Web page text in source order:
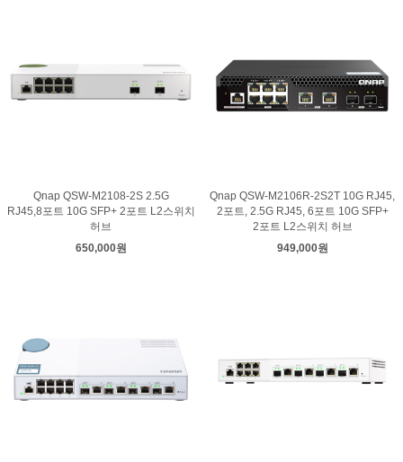
Qnap QSW-M2108-2S 2.5G
RJ45,8포트 10G SFP+ 2포트 L2스위치
허브
650,000원
Qnap QSW-M2106R-2S2T 10G RJ45,
2포트, 2.5G RJ45, 6포트 10G SFP+
2포트 L2스위치 허브
949,000원